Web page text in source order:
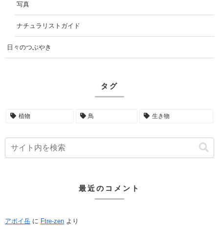
写真
ナチュラリストガイド
日々のつぶやき
タグ
植物 鳥 生き物
最近のコメント
アポイ岳 に Ftre-zen より